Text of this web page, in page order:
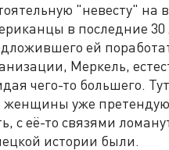
"невесту"
в последние 30
ей
Меркель,
чего-то большего.
женщины уже
с её-то связями
истории были.